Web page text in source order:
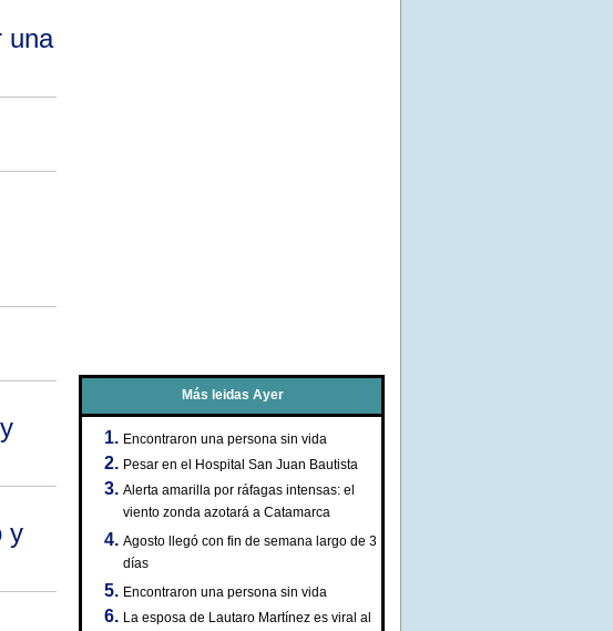
una
y
Más leidas Ayer
Encontraron una persona sin vida
Pesar en el Hospital San Juan Bautista
Alerta amarilla por ráfagas intensas: el
viento zonda azotará a Catamarca
Agosto llegó con fin de semana largo de 3
días
Encontraron una persona sin vida
La esposa de Lautaro Martínez es viral al